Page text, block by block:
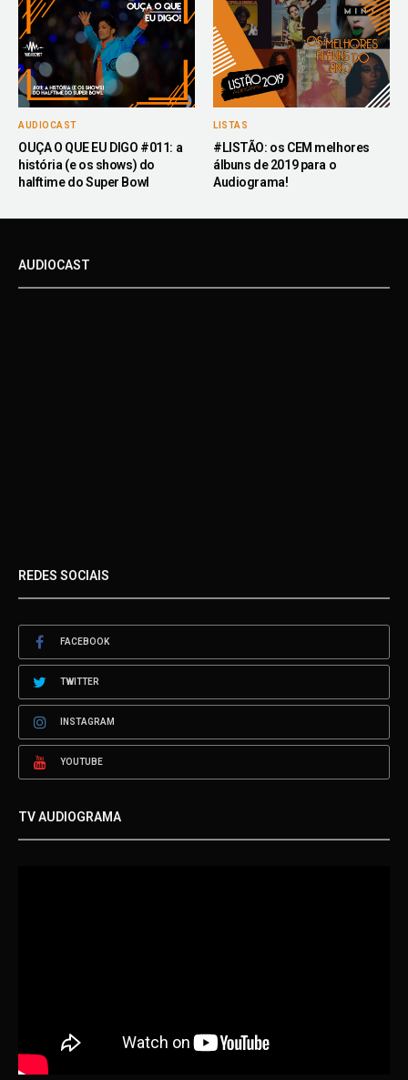
AUDIOCAST
OUÇA O QUE EU DIGO #011: a
história (e os shows) do
halftime do Super Bowl
LISTAS
#LISTÃO: os CEM melhores
álbuns de 2019 para o
Audiograma!
AUDIOCAST
REDES SOCIAIS
FACEBOOK
TWITTER
INSTAGRAM
YOUTUBE
TV AUDIOGRAMA